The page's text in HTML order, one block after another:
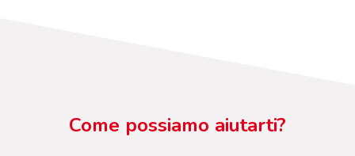
Come possiamo aiutarti?